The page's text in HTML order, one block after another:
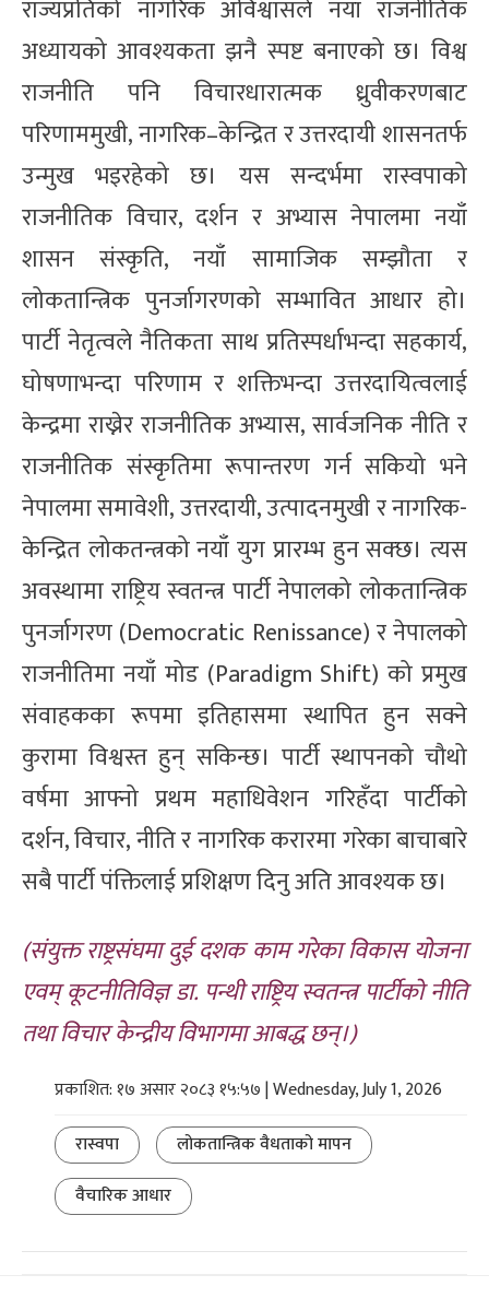
राज्यप्रतिको नागरिक अविश्वासले नयाँ राजनीतिक
अध्यायको आवश्यकता झनै स्पष्ट बनाएको छ। विश्व
राजनीति पनि विचारधारात्मक ध्रुवीकरणबाट
परिणाममुखी, नागरिक–केन्द्रित र उत्तरदायी शासनतर्फ
उन्मुख भइरहेको छ। यस सन्दर्भमा रास्वपाको
राजनीतिक विचार, दर्शन र अभ्यास नेपालमा नयाँ
शासन संस्कृति, नयाँ सामाजिक सम्झौता र
लोकतान्त्रिक पुनर्जागरणको सम्भावित आधार हो।
पार्टी नेतृत्वले नैतिकता साथ प्रतिस्पर्धाभन्दा सहकार्य,
घोषणाभन्दा परिणाम र शक्तिभन्दा उत्तरदायित्वलाई
केन्द्रमा राख्नेर राजनीतिक अभ्यास, सार्वजनिक नीति र
राजनीतिक संस्कृतिमा रूपान्तरण गर्न सकियो भने
नेपालमा समावेशी, उत्तरदायी, उत्पादनमुखी र नागरिक-
केन्द्रित लोकतन्त्रको नयाँ युग प्रारम्भ हुन सक्छ। त्यस
अवस्थामा राष्ट्रिय स्वतन्त्र पार्टी नेपालको लोकतान्त्रिक
पुनर्जागरण (Democratic Renissance) र नेपालको
राजनीतिमा नयाँ मोड (Paradigm Shift) को प्रमुख
संवाहकका रूपमा इतिहासमा स्थापित हुन सक्ने
कुरामा विश्वस्त हुन् सकिन्छ। पार्टी स्थापनको चौथो
वर्षमा आफ्नो प्रथम महाधिवेशन गरिहँदा पार्टीको
दर्शन, विचार, नीति र नागरिक करारमा गरेका बाचाबारे
सबै पार्टी पंक्तिलाई प्रशिक्षण दिनु अति आवश्यक छ।
(संयुक्त राष्ट्रसंघमा दुई दशक काम गरेका विकास योजना
एवम् कूटनीतिविज्ञ डा. पन्थी राष्ट्रिय स्वतन्त्र पार्टीको नीति
तथा विचार केन्द्रीय विभागमा आबद्ध छन्।)
प्रकाशित: १७ असार २०८३ १५:५७ | Wednesday, July 1, 2026
रास्वपा
लोकतान्त्रिक वैधताको मापन
वैचारिक आधार